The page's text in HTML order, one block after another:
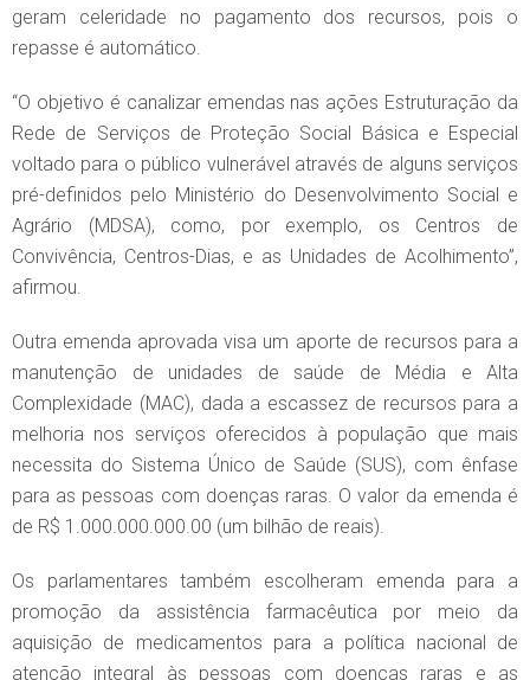
geram celeridade no pagamento dos recursos, pois o
repasse é automático.
“O objetivo é canalizar emendas nas ações Estruturação da
Rede de Serviços de Proteção Social Básica e Especial
voltado para o público vulnerável através de alguns serviços
pré-definidos pelo Ministério do Desenvolvimento Social e
Agrário (MDSA), como, por exemplo, os Centros de
Convivência, Centros-Dias, e as Unidades de Acolhimento”,
afirmou.
Outra emenda aprovada visa um aporte de recursos para a
manutenção de unidades de saúde de Média e Alta
Complexidade (MAC), dada a escassez de recursos para a
melhoria nos serviços oferecidos à população que mais
necessita do Sistema Único de Saúde (SUS), com ênfase
para as pessoas com doenças raras. O valor da emenda é
de R$ 1.000.000.000.00 (um bilhão de reais).
Os parlamentares também escolheram emenda para a
promoção da assistência farmacêutica por meio da
aquisição de medicamentos para a política nacional de
atenção integral às pessoas com doenças raras e as